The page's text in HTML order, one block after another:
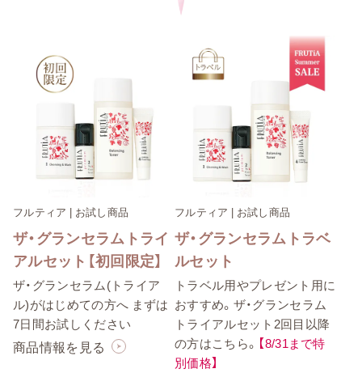
フルティア | お試し商品
ザ・グランセラムトライ
アルセット【初回限定】
ザ・グランセラム(トライア
ル)がはじめての方へ まずは
7日間お試しください
商品情報を見る
フルティア | お試し商品
ザ・グランセラムトラベ
ルセット
トラベル用やプレゼント用に
おすすめ。ザ・グランセラム
トライアルセット2回目以降
の方はこちら。 【8/31まで特
別価格】